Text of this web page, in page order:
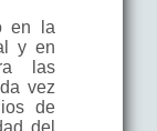
en la
y en
las
vez
de
del